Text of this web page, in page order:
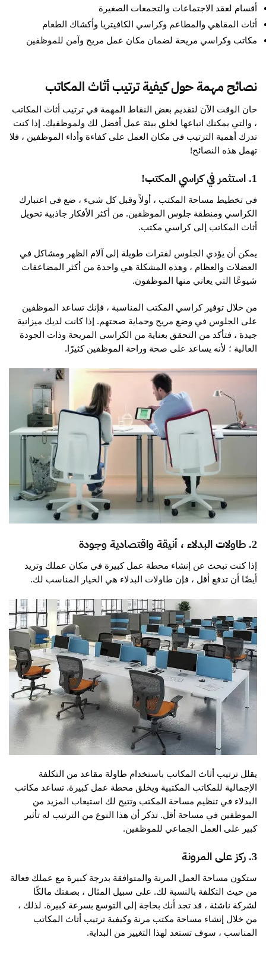
أقسام لعقد الاجتماعات والتجمعات الصغيرة
أثاث المقاهي والمطاعم وكراسي الكافيتريا وأكشاك الطعام
مكاتب وكراسي مريحة لضمان مكان عمل مريح وآمن للموظفين
نصائح مهمة حول كيفية ترتيب أثاث المكاتب
حان الوقت الآن لتقديم بعض النقاط المهمة في ترتيب أثاث المكاتب
، والتي يمكنك اتباعها لخلق بيئة عمل أفضل لك ولموظفيك. إذا كنت
تدرك أهمية الترتيب في مكان العمل على كفاءة وأداء الموظفين ، فلا
تهمل هذه النصائح!
1. استثمر في كراسي المكتب!
في تخطيط مساحة المكتب ، أولاً وقبل كل شيء ، ضع في اعتبارك
الكراسي ومنطقة جلوس الموظفين. من أكثر الأفكار جاذبية تحويل
أثاث المكاتب إلى كراسي مكتب.
يمكن أن يؤدي الجلوس لفترات طويلة إلى آلام الظهر ومشاكل في
العضلات والعظام ، وهذه المشكلة هي واحدة من أكثر المضاعفات
شيوعًا التي يعاني منها الموظفون.
من خلال توفير كراسي المكتب المناسبة ، فإنك تساعد الموظفين
على الجلوس في وضع مريح وحماية صحتهم. إذا كانت لديك ميزانية
جيدة ، فتأكد من التحقق بعناية من الكراسي المريحة وذات الجودة
العالية ؛ لأنه يساعد على صحة وراحة الموظفين كثيرًا.
2. طاولات البدلاء ، أنيقة واقتصادية وجودة
إذا كنت تبحث عن إنشاء محطة عمل كبيرة في مكان عملك وتريد
أيضًا أن تدفع أقل ، فإن طاولات البدلاء هي الخيار المناسب لك.
يقلل ترتيب أثاث المكاتب باستخدام طاولة مقاعد من التكلفة
الإجمالية للمكاتب المكتبية ويخلق محطة عمل كبيرة. تساعد مكاتب
البدلاء في تنظيم مساحة المكتب وتتيح لك استيعاب المزيد من
الموظفين في مساحة أقل. تذكر أن هذا النوع من الترتيب له تأثير
كبير على العمل الجماعي للموظفين.
3. ركز على المرونة
ستكون مساحة العمل المرنة والمتوافقة بدرجة كبيرة مع عملك فعالة
من حيث التكلفة بالنسبة لك. على سبيل المثال ، بصفتك مالكًا
لشركة ناشئة ، قد تجد أنك بحاجة إلى التوسع بسرعة كبيرة. لذلك ،
من خلال إنشاء مساحة مكتب مرنة وكيفية ترتيب أثاث المكاتب
المناسب ، سوف تستعد لهذا التغيير من البداية.